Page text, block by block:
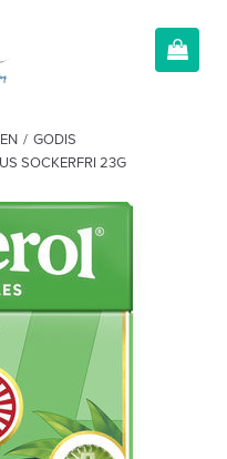
/ GODIS
SOCKERFRI 23G